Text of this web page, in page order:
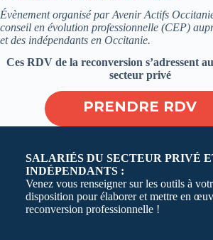
Évènement organisé par Avenir Actifs
conseil en évolution professionnelle (CEP)
et des indépendants en Occitanie.
Ces RDV de la reconversion s’adressent
secteur privé
PRENDRE RDV
SALARIÉS DU SECTEUR PRIVÉ
INDÉPENDANTS :
Venez vous renseigner sur les outils à
disposition pour élaborer et mettre en
reconversion professionnelle !